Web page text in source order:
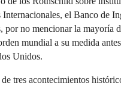
el Banco de
no mencionar la mayoría
mundial a su medida
Unidos.
tres acontecimientos